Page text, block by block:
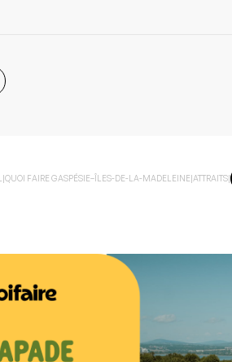
|QUOI FAIRE GASPÉSIE–ÎLES-DE-LA-MADELEINE|ATTRAITS|